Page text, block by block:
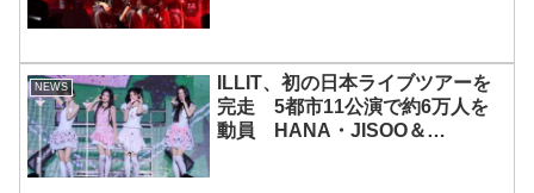
NEWS
ILLIT、初の日本ライブツアーを
完走 5都市11公演で約6万人を
動員 HANA・JISOO＆